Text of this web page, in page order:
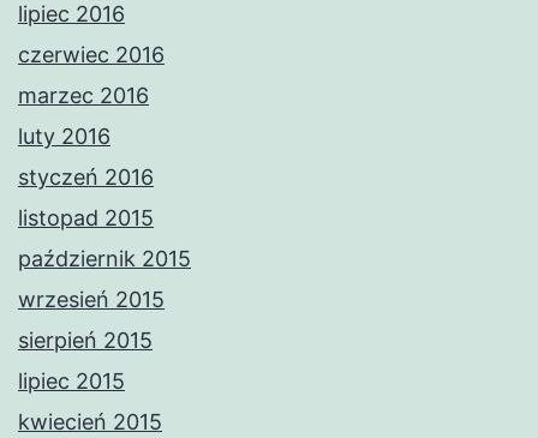
lipiec 2016
czerwiec 2016
marzec 2016
luty 2016
styczeń 2016
listopad 2015
październik 2015
wrzesień 2015
sierpień 2015
lipiec 2015
kwiecień 2015